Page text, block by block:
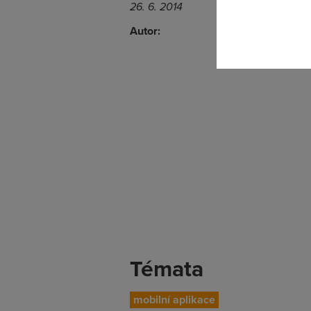
26. 6. 2014
Autor:
Témata
mobilní aplikace